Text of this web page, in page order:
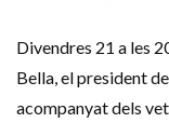
Divendres 21 a les
Bella, el president
acompanyat dels